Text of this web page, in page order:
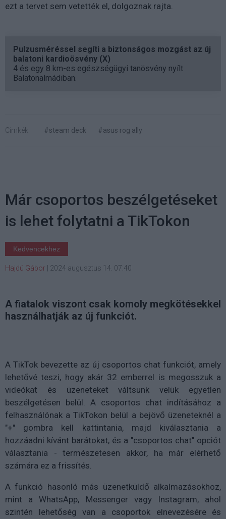
ezt a tervet sem vetették el, dolgoznak rajta.
Pulzusméréssel segíti a biztonságos mozgást az új
balatoni kardioösvény (X)
4 és egy 8 km-es egészségügyi tanösvény nyílt
Balatonalmádiban.
Címkék: #steam deck #asus rog ally
Már csoportos beszélgetéseket
is lehet folytatni a TikTokon
Kedvencekhez
Hajdú Gábor 2024 augusztus 14. 07:40
A fiatalok viszont csak komoly megkötésekkel
használhatják az új funkciót.
A TikTok bevezette az új csoportos chat funkciót, amely
lehetővé teszi, hogy akár 32 emberrel is megosszuk a
videókat és üzeneteket váltsunk velük egyetlen
beszélgetésen belül. A csoportos chat indításához a
felhasználónak a TikTokon belül a bejövő üzeneteknél a
"+" gombra kell kattintania, majd kiválasztania a
hozzáadni kívánt barátokat, és a "csoportos chat" opciót
választania - természetesen akkor, ha már elérhető
számára ez a frissítés.
A funkció hasonló más üzenetküldő alkalmazásokhoz,
mint a WhatsApp, Messenger vagy Instagram, ahol
szintén lehetőség van a csoportok elnevezésére és